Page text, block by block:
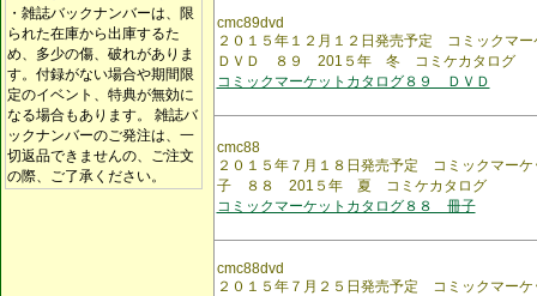
・雑誌バックナンバーは、限
られた在庫から出庫するた
め、多少の傷、破れがありま
す。付録がない場合や期間限
定のイベント、特典が無効に
なる場合もあります。 雑誌バ
ックナンバーのご発注は、一
切返品できませんの、ご注文
の際、ご了承ください。
cmc89dvd
２０１５年１２月１２日発売予定 コミックマ
ＤＶＤ ８９ 201５年 冬 コミケカタログ
コミックマーケットカタログ８９ ＤＶＤ
cmc88
２０１５年７月１８日発売予定 コミックマー
子 ８８ 201５年 夏 コミケカタログ
コミックマーケットカタログ８８ 冊子
cmc88dvd
２０１５年７月２５日発売予定 コミックマー